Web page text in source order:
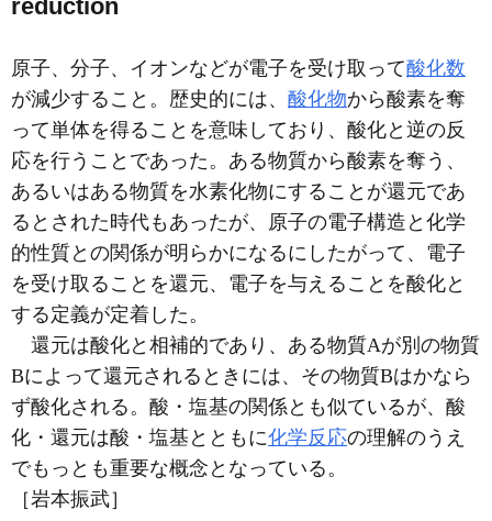
reduction
原子、分子、イオンなどが電子を受け取って酸化数
が減少すること。歴史的には、 酸化物から酸素を奪
って単体を得ることを意味しており、酸化と逆の反
応を行うことであった。ある物質から酸素を奪う、
あるいはある物質を水素化物にすることが還元であ
るとされた時代もあったが、原子の電子構造と化学
的性質との関係が明らかになるにしたがって、電子
を受け取ることを還元、電子を与えることを酸化と
する定義が定着した。
還元は酸化と相補的であり、ある物質Aが別の物質
Bによって還元されるときには、その物質Bはかなら
ず酸化される。酸・塩基の関係とも似ているが、酸
化・還元は酸・塩基とともに化学反応の理解のうえ
でもっとも重要な概念となっている。
［岩本振武］